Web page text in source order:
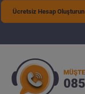
Ücretsiz Hesap Oluşturun